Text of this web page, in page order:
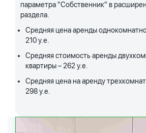
параметра "Собственник" в
раздела.
Средняя цена аренды
210 у.е.
Средняя стоимость аренды
квартиры – 262 у.е.
Средняя цена на аренду
298 у.е.